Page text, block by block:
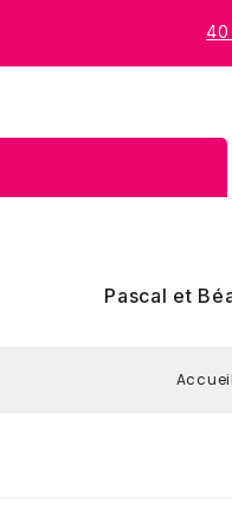
40
Pascal et
Accueil